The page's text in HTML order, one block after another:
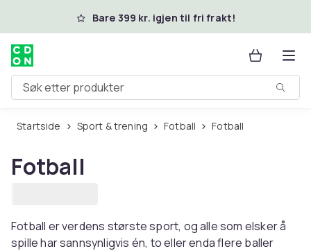
Hopp til hovedinnholdBare 399 kr. igjen til fri frakt!
Søk etter produkter
Startside Sport & trening Fotball Fotball
Fotball
Fotball er verdens største sport, og alle som elsker å
spille har sannsynligvis én, to eller enda flere baller